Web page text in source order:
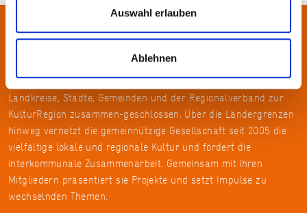
Auswahl erlauben
Ablehnen
Über uns
In der Metropolregion FrankfurtRheinMain haben sich rund 50
Landkreise, Städte, Gemeinden und der Regionalverband zur
KulturRegion zusammen-geschlossen. Über die Ländergrenzen
hinweg vernetzt die gemeinnützige Gesellschaft seit 2005 die
vielfältige lokale und regionale Kultur und fördert die
interkommunale Zusammenarbeit. Gemeinsam mit ihren
Mitgliedern präsentiert sie Projekte und setzt Impulse zu
wechselnden Themen.